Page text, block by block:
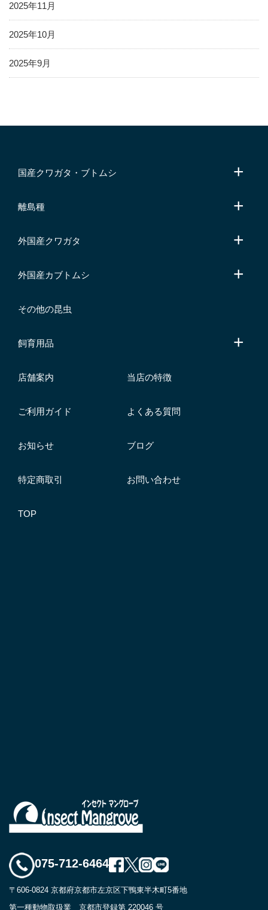
2025年11月
2025年10月
2025年9月
国産クワガタ・ブトムシ
離島種
外国産クワガタ
外国産カブトムシ
その他の昆虫
飼育用品
店舗案内 当店の特徴
ご利用ガイド よくある質問
お知らせ ブログ
特定商取引 お問い合わせ
TOP
075-712-6464
〒606-0824 京都府京都市左京区下鴨東半木町5番地
第一種動物取扱業 京都市登録第 220046 号